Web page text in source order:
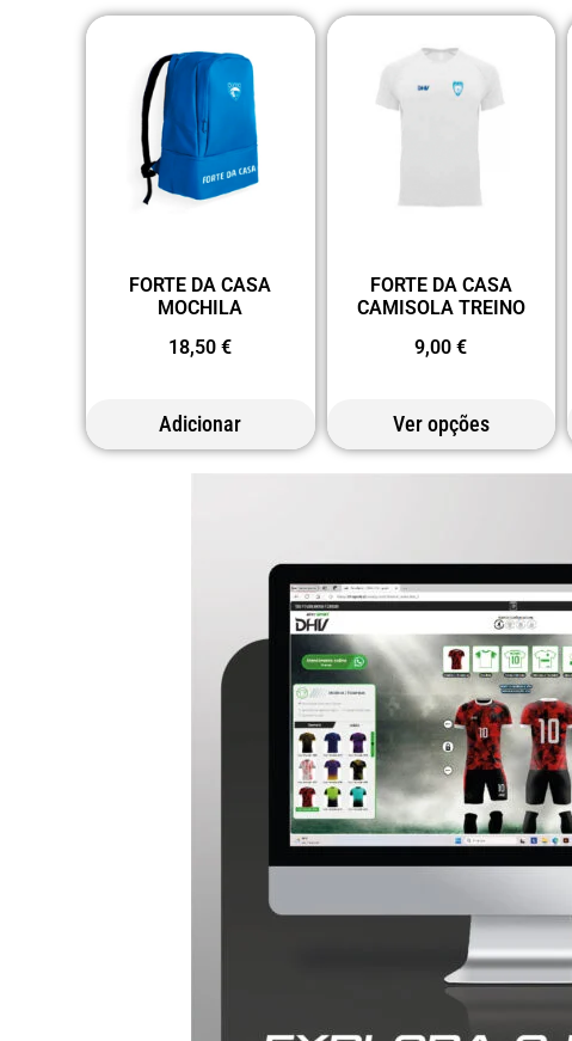
FORTE DA CASA
MOCHILA
18,50€
Adicionar
FORTE DA CASA
CAMISOLA TREINO
9,00€
Ver opções